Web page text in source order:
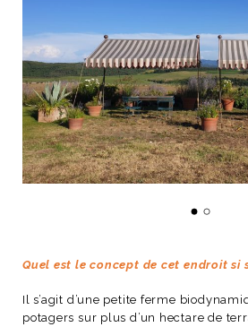
Quel est le concept de cet endroit si
Il s’agit d’une petite ferme
potagers sur plus d’un hectare de